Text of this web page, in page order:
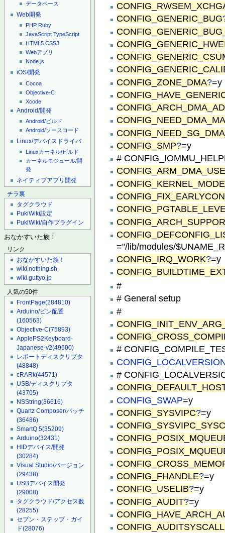
データベース
Web開発
PHP Ruby
JavaScript TypeScript
HTML5 CSS3
Webアプリ
Node.js
iOS/開発
Cocoa
Objective-C
Xcode
Android/開発
Android/ビルド
Android/ソースコード
Linux/デバイスドライバ
Linuxカーネル/ビルド
カーネルモジュール/開
発
ネイティブアプリ開発
チラ裏
タグクラウド
PukiWiki設定
PukiWiki/自作プラグイン
おなかすいた族！
リンク
おなかすいた族！
wiki.nothing.sh
wiki.guttyo.jp
人気の50件
FrontPage(284810)
Arduino/ピン配置
(160563)
Objective-C(75893)
ApplePS2Keyboard-
Japanese-v2(49600)
レポートディスクリプタ
(48848)
cRARk(44571)
USB/ディスクリプタ
(43705)
NSString(36616)
Quartz Composer/パッチ
(36486)
SmartQ 5(35209)
Arduino(32431)
HIDデバイス/開発
(30284)
Visual Studio/バージョン
(29438)
USBデバイス開発
(29008)
タグクラウド/アクセス数
(28255)
セブン・ステップ・ガイ
ド(28076)
CONFIG_GENERIC_BUG
CONFIG_ZONE_DMA?=y
CONFIG_SMP?=y
#
="/lib/modules/
CONFIG_IRQ_WORK?=y
#
# General setup
#
#
#
CONFIG_SWAP=y
CONFIG_SYSVIPC?=y
CONFIG_FHANDLE?=y
CONFIG_USELIB?=y
CONFIG_AUDIT?=y
CONFIG_AUDITSYSCALL